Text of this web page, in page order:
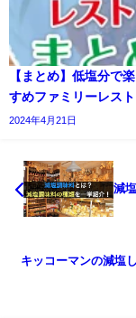
【まとめ】低塩分で
すめファミリーレス
2024年4月21日
減
キッコーマンの減塩